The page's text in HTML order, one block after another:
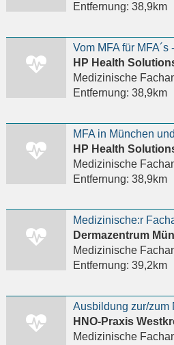
Entfernung: 38,9km
Medizinische
Entfernung: 38,9km
Medizinische
Entfernung: 38,9km
Medizinische:r
Dermazentrum
Medizinische
Entfernung: 39,2km
Medizinische